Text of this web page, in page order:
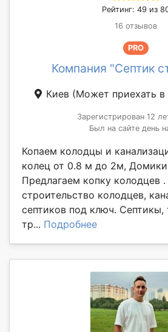
Рейтинг: 49 из
16 отзывов
PRO
Компания "Септик
Киев (Может приехать в
Зарегистрирован 12
Был на сайте день
Копаем колодцы и
колец от 0.8 м до 2м,
Предлагаем копку колодцев
строительство колодцев,
септиков под ключ. Септикы,
тр... Подробнее